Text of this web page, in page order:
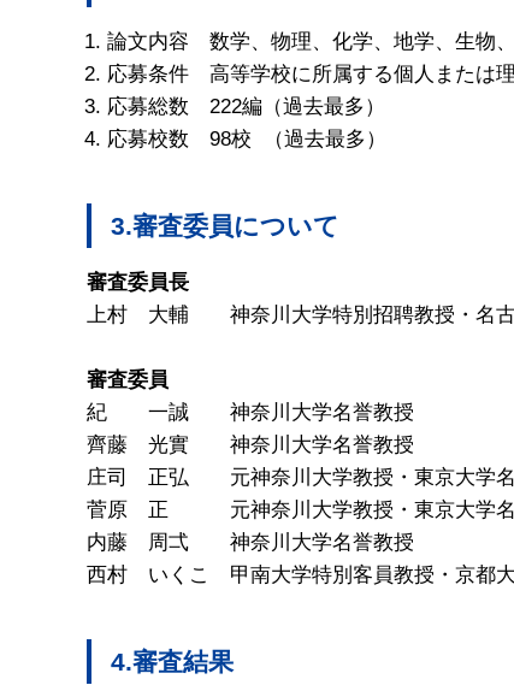
論文内容 数学、物理、化学、地学、生物
応募条件 高等学校に所属する個人または
応募総数 222編（過去最多）
応募校数 98校 （過去最多）
3.審査委員について
審査委員長
上村 大輔 神奈川大学特別招聘教授・名古
審査委員
紀 一誠 神奈川大学名誉教授
齊藤 光實 神奈川大学名誉教授
庄司 正弘 元神奈川大学教授・東京大学名
菅原 正 元神奈川大学教授・東京大学名
内藤 周弌 神奈川大学名誉教授
西村 いくこ 甲南大学特別客員教授・京都
4.審査結果